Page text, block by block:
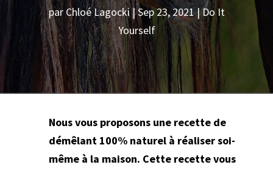
par Chloé Lagocki|Sep 23, 2021|Do It
Yourself
Nous vous proposons une recette de
démêlant 100% naturel à réaliser soi-
même à la maison. Cette recette vous